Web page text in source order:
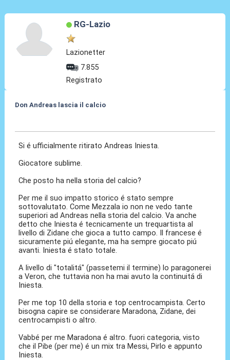
RG-Lazio
Lazionetter
7.855
Registrato
Don Andreas lascia il calcio
Si é ufficialmente ritirato Andreas Iniesta.
Giocatore sublime.
Che posto ha nella storia del calcio?
Per me il suo impatto storico é stato sempre
sottovalutato. Come Mezzala io non ne vedo tante
superiori ad Andreas nella storia del calcio. Va anche
detto che Iniesta é tecnicamente un trequartista al
livello di Zidane che gioca a tutto campo. Il francese é
sicuramente piú elegante, ma ha sempre giocato piú
avanti. Iniesta é stato totale.
A livello di "totalitá" (passetemi il termine) lo paragonerei
a Veron, che tuttavia non ha mai avuto la continuitá di
Iniesta.
Per me top 10 della storia e top centrocampista. Certo
bisogna capire se considerare Maradona, Zidane, dei
centrocampisti o altro.
Vabbé per me Maradona é altro. fuori categoria, visto
che il Pibe (per me) é un mix tra Messi, Pirlo e appunto
Iniesta.